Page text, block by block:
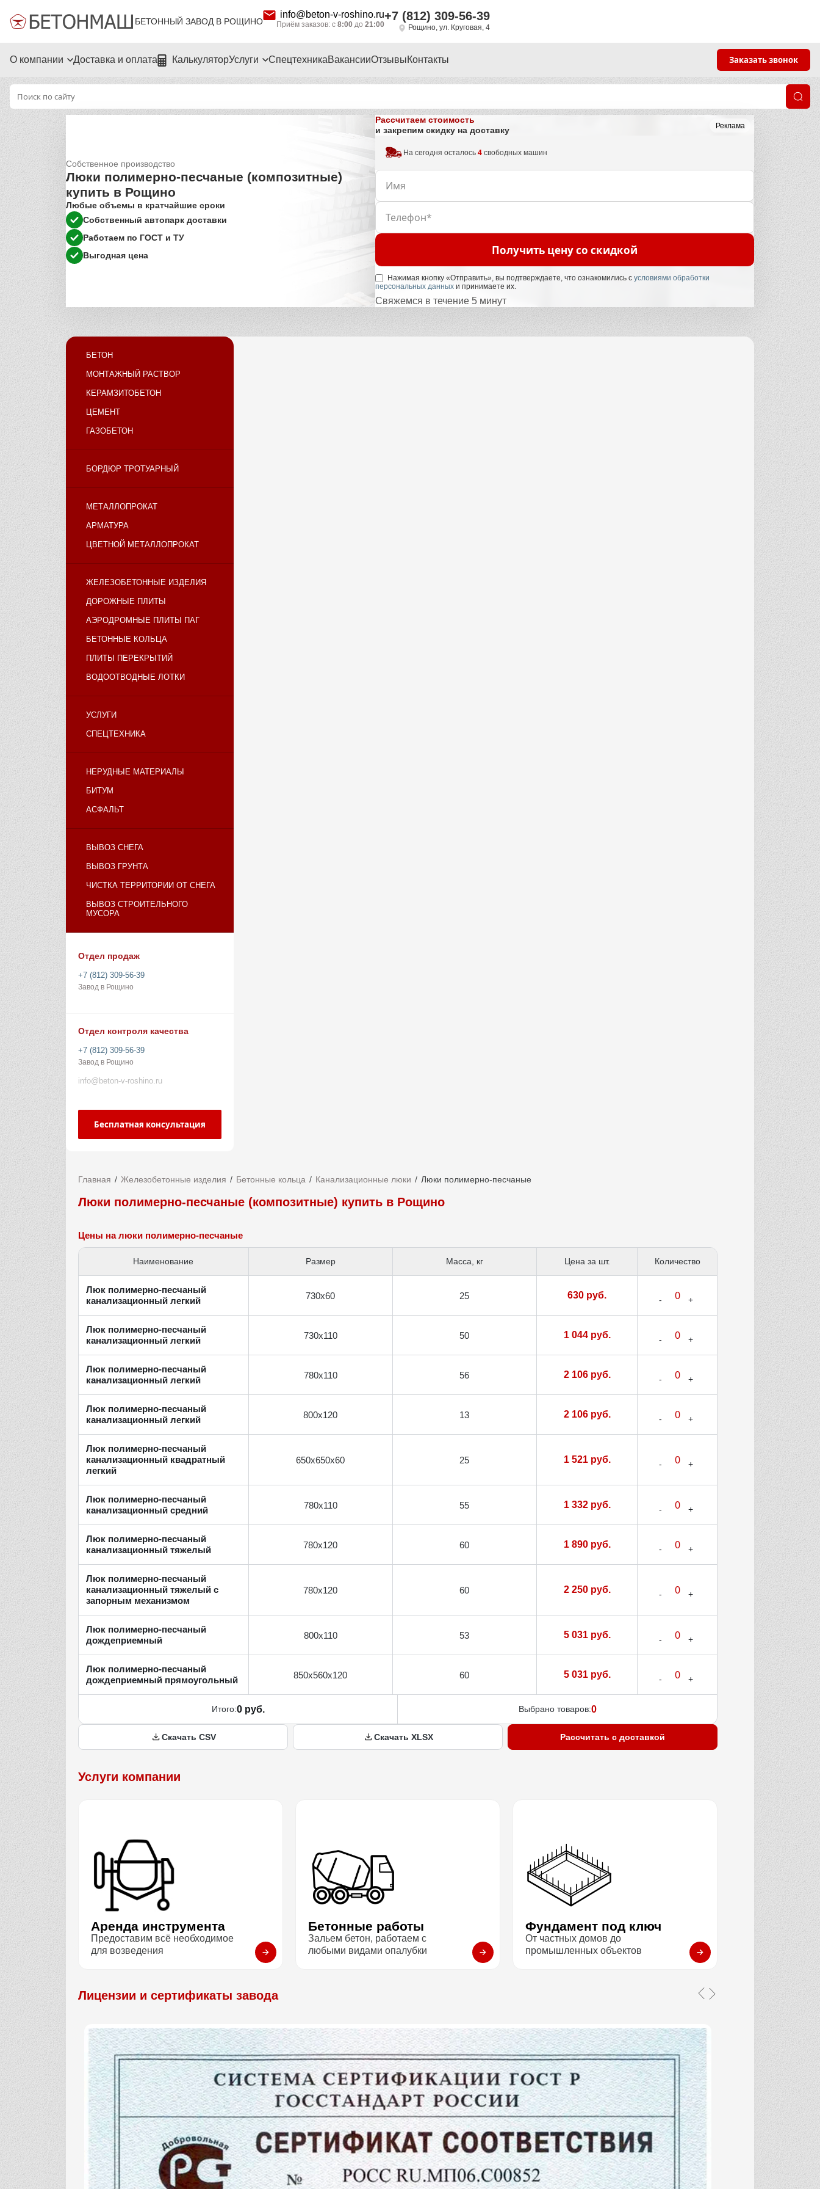
БЕТОННЫЙ ЗАВОД В РОЩИНО
info@beton-v-roshino.ru
Приём заказов: с 8:00 до 21:00
+7 (812) 309-56-39
Рощино, ул. Круговая, 4
О компании Доставка и оплата КалькуляторУслуги СпецтехникаВакансииОтзывыКонтакты Заказать звонок
Реклама
Собственное производство
Люки полимерно-песчаные (композитные)
купить в Рощино
Любые объемы в кратчайшие сроки
Собственный автопарк доставки
Работаем по ГОСТ и ТУ
Выгодная цена
Рассчитаем стоимость
и закрепим скидку на доставку
На сегодня осталось4 свободных машин
Получить цену со скидкой
Нажимая кнопку «Отправить», вы подтверждаете, что ознакомились сусловиями обработки
персональных данных и принимаете их.
Свяжемся в течение 5 минут
БЕТОН
МОНТАЖНЫЙ РАСТВОР
КЕРАМЗИТОБЕТОН
ЦЕМЕНТ
ГАЗОБЕТОН
БОРДЮР ТРОТУАРНЫЙ
МЕТАЛЛОПРОКАТ
АРМАТУРА
ЦВЕТНОЙ МЕТАЛЛОПРОКАТ
ЖЕЛЕЗОБЕТОННЫЕ ИЗДЕЛИЯ
ДОРОЖНЫЕ ПЛИТЫ
АЭРОДРОМНЫЕ ПЛИТЫ ПАГ
БЕТОННЫЕ КОЛЬЦА
ПЛИТЫ ПЕРЕКРЫТИЙ
ВОДООТВОДНЫЕ ЛОТКИ
УСЛУГИ
СПЕЦТЕХНИКА
НЕРУДНЫЕ МАТЕРИАЛЫ
БИТУМ
АСФАЛЬТ
ВЫВОЗ СНЕГА
ВЫВОЗ ГРУНТА
ЧИСТКА ТЕРРИТОРИИ ОТ СНЕГА
ВЫВОЗ СТРОИТЕЛЬНОГО
МУСОРА
Отдел продаж
+7 (812) 309-56-39
Завод в Рощино
Отдел контроля качества
+7 (812) 309-56-39
Завод в Рощино
info@beton-v-roshino.ru
Бесплатная консультация
Главная Железобетонные изделия Бетонные кольца Канализационные люки Люки полимерно-песчаные
Люки полимерно-песчаные (композитные) купить в Рощино
Цены на люки полимерно-песчаные
Наименование Размер Масса, кг Цена за шт. Количество
Люк полимерно-песчаный
канализационный легкий
730х60 25 630 руб.
Люк полимерно-песчаный
канализационный легкий
730х110 50 1 044 руб.
Люк полимерно-песчаный
канализационный легкий
780х110 56 2 106 руб.
Люк полимерно-песчаный
канализационный легкий
800х120 13 2 106 руб.
Люк полимерно-песчаный
канализационный квадратный
легкий
650х650х60 25 1 521 руб.
Люк полимерно-песчаный
канализационный средний
780х110 55 1 332 руб.
Люк полимерно-песчаный
канализационный тяжелый
780х120 60 1 890 руб.
Люк полимерно-песчаный
канализационный тяжелый с
запорным механизмом
780х120 60 2 250 руб.
Люк полимерно-песчаный
дождеприемный
800х110 53 5 031 руб.
Люк полимерно-песчаный
дождеприемный прямоугольный
850х560х120 60 5 031 руб.
Итого:0 руб. Выбрано товаров:0
Скачать CSV Скачать XLSX Рассчитать с доставкой
Услуги компании
Аренда инструмента
Предоставим всё необходимое
для возведения
Бетонные работы
Зальем бетон, работаем с
любыми видами опалубки
Фундамент под ключ
От частных домов до
промышленных объектов
Лицензии и сертификаты завода